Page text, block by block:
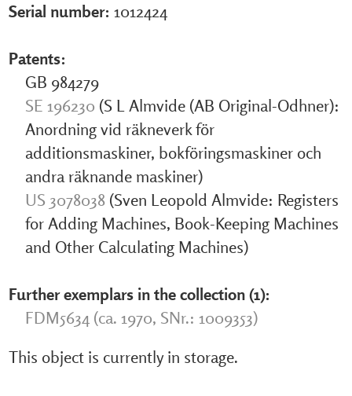
Serial number: 1012424
Patents:
GB 984279
SE 196230 (S L Almvide (AB Original-Odhner):
Anordning vid räkneverk för
additionsmaskiner, bokföringsmaskiner och
andra räknande maskiner)
US 3078038(Sven Leopold Almvide: Registers
for Adding Machines, Book-Keeping Machines
and Other Calculating Machines)
Further exemplars in the collection (1):
FDM5634 (ca. 1970, SNr.: 1009353)
This object is currently in storage.